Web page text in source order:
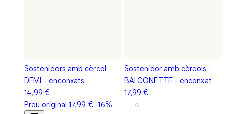
Sostenidors amb cèrcol -
DEMI - enconxats
14,99 €
Preu original17,99 €-16%
Sostenidor amb cèrcols -
BALCONETTE - enconxat
17,99 €